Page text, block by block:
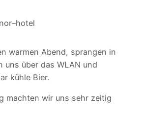
warmen Abend, sprangen in
uns über das WLAN und
kühle Bier.
machten wir uns sehr zeitig